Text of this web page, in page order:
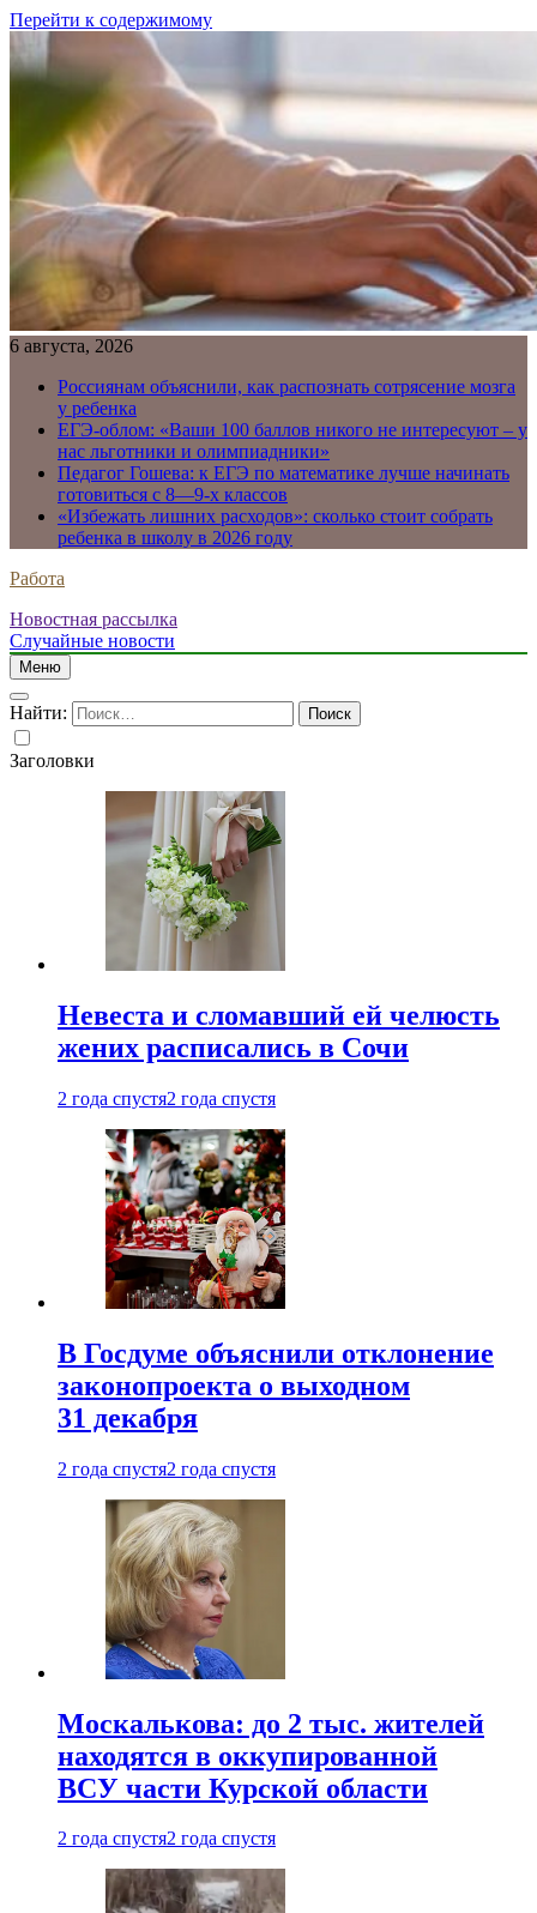
Перейти к содержимому
6 августа, 2026
Россиянам объяснили, как распознать сотрясение мозга
у ребенка
ЕГЭ-облом: «Ваши 100 баллов никого не интересуют – у
нас льготники и олимпиадники»
Педагог Гошева: к ЕГЭ по математике лучше начинать
готовиться с 8—9-х классов
«Избежать лишних расходов»: сколько стоит собрать
ребенка в школу в 2026 году
Работа
Новостная рассылка
Случайные новости
Меню
Найти:
Заголовки
Невеста и сломавший ей челюсть
жених расписались в Сочи
2 года спустя2 года спустя
В Госдуме объяснили отклонение
законопроекта о выходном
31 декабря
2 года спустя2 года спустя
Москалькова: до 2 тыс. жителей
находятся в оккупированной
ВСУ части Курской области
2 года спустя2 года спустя